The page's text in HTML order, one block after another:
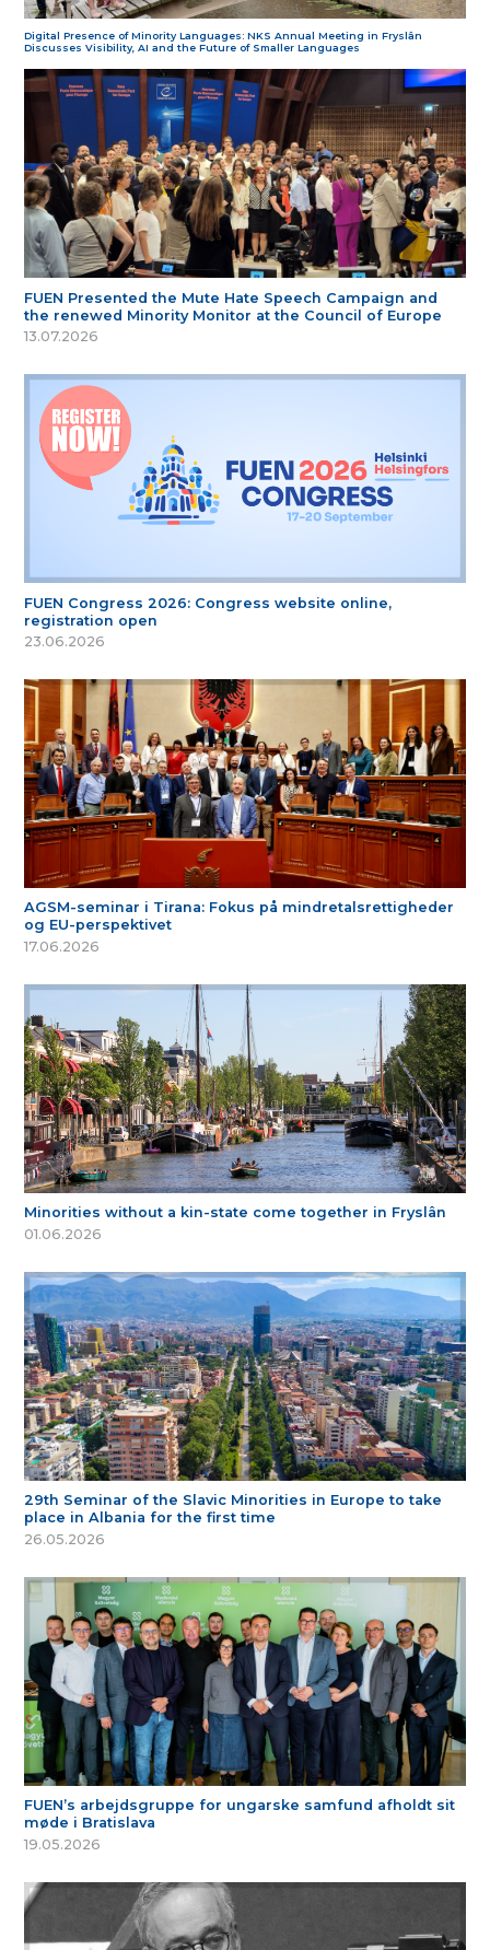
Digital Presence of Minority Languages: NKS Annual Meeting in Fryslân
Discusses Visibility, AI and the Future of Smaller Languages
FUEN Presented the Mute Hate Speech Campaign and
the renewed Minority Monitor at the Council of Europe
13.07.2026
FUEN Congress 2026: Congress website online,
registration open
23.06.2026
AGSM-seminar i Tirana: Fokus på mindretalsrettigheder
og EU-perspektivet
17.06.2026
Minorities without a kin-state come together in Fryslân
01.06.2026
29th Seminar of the Slavic Minorities in Europe to take
place in Albania for the first time
26.05.2026
FUEN’s arbejdsgruppe for ungarske samfund afholdt sit
møde i Bratislava
19.05.2026